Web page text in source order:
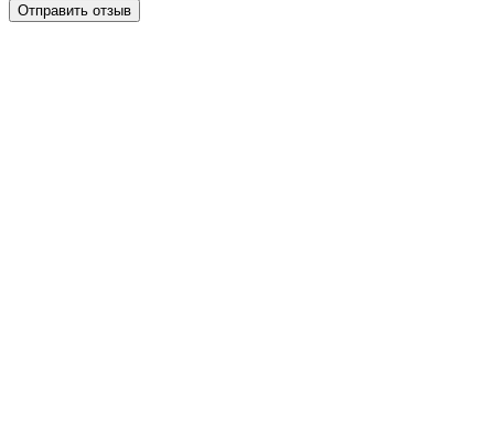
Отправить отзыв